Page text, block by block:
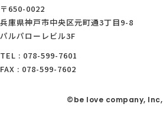
〒650-0022
兵庫県神戸市中央区元町通3丁目9-8
パルパローレビル3F
TEL : 078-599-7601
FAX : 078-599-7602
©be love company, Inc,